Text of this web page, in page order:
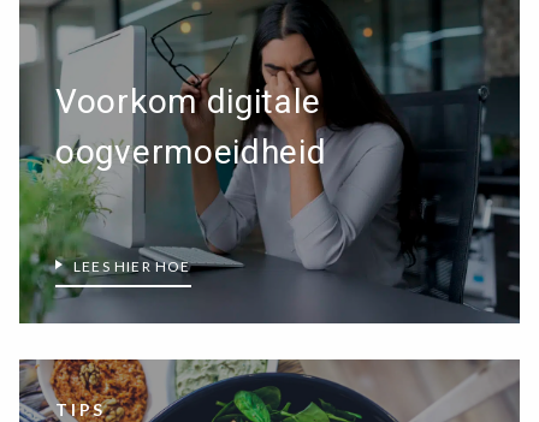
Voorkom digitale
oogvermoeidheid
LEES HIER HOE
TIPS